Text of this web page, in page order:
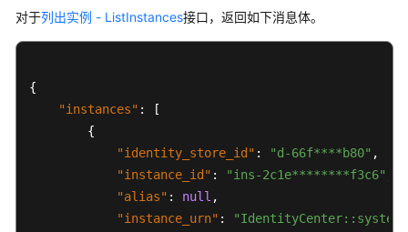
返
回
对于列出实例 - ListInstances接口，返回如下消息体。
{
"instances" :
[
{
"identity_store_id" : "d-66f****b80" ,
"instance_id" : "ins-2c1e********f3c6"
"alias" : null ,
"instance_urn" :